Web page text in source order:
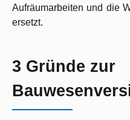
Aufräumarbeiten und die
ersetzt.
3 Gründe zur